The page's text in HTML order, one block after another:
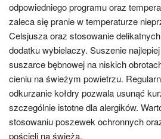
odpowiedniego programu oraz
zaleca się pranie w temperaturze
Celsjusza oraz stosowanie
dodatku wybielaczy. Suszenie
suszarce bębnowej na niskich
cieniu na świeżym powietrzu.
odkurzanie kołdry pozwala usunąć
szczególnie istotne dla alergików.
stosowaniu poszewek ochronnych
pościeli na świeżą.